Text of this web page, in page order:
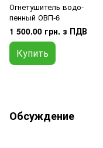
Огнетушитель водо-
пенный ОВП-6
1 500.00 грн. з ПДВ
Купить
Обсуждение